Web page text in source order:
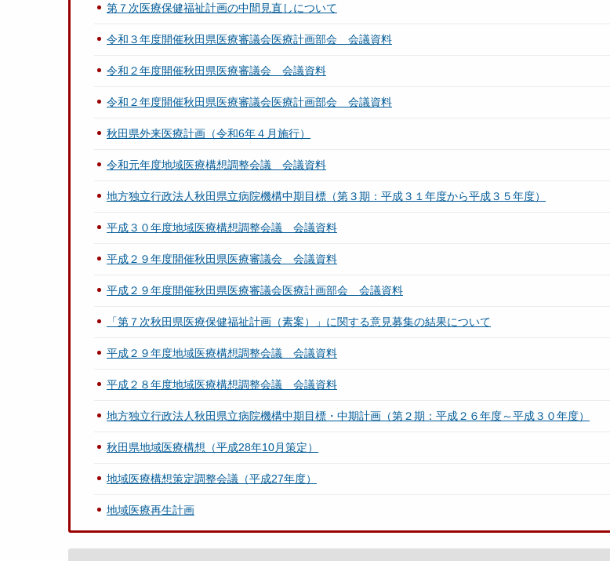
第７次医療保健福祉計画の中間見直しについて
令和３年度開催秋田県医療審議会医療計画部会 会議資料
令和２年度開催秋田県医療審議会 会議資料
令和２年度開催秋田県医療審議会医療計画部会 会議資料
秋田県外来医療計画（令和6年４月施行）
令和元年度地域医療構想調整会議 会議資料
地方独立行政法人秋田県立病院機構中期目標（第３期：平成３１年度から平成３５年度）
平成３０年度地域医療構想調整会議 会議資料
平成２９年度開催秋田県医療審議会 会議資料
平成２９年度開催秋田県医療審議会医療計画部会 会議資料
「第７次秋田県医療保健福祉計画（素案）」に関する意見募集の結果について
平成２９年度地域医療構想調整会議 会議資料
平成２８年度地域医療構想調整会議 会議資料
地方独立行政法人秋田県立病院機構中期目標・中期計画（第２期：平成２６年度～平成３０年度）
秋田県地域医療構想（平成28年10月策定）
地域医療構想策定調整会議（平成27年度）
地域医療再生計画